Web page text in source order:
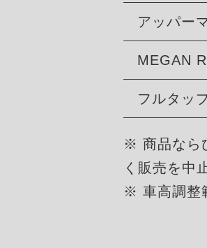
アッパー
MEGAN
フルタッ
※ 商品なら
く販売を中
※ 車高調整